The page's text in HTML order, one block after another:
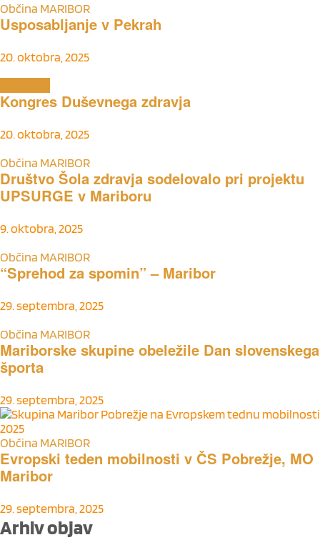
Občina MARIBOR
Usposabljanje v Pekrah
20. oktobra, 2025
Kongres Duševnega zdravja
20. oktobra, 2025
Občina MARIBOR
Društvo Šola zdravja sodelovalo pri projektu
UPSURGE v Mariboru
9. oktobra, 2025
Občina MARIBOR
“Sprehod za spomin” – Maribor
29. septembra, 2025
Občina MARIBOR
Mariborske skupine obeležile Dan slovenskega
športa
29. septembra, 2025
Občina MARIBOR
Evropski teden mobilnosti v ČS Pobrežje, MO
Maribor
29. septembra, 2025
Arhiv objav